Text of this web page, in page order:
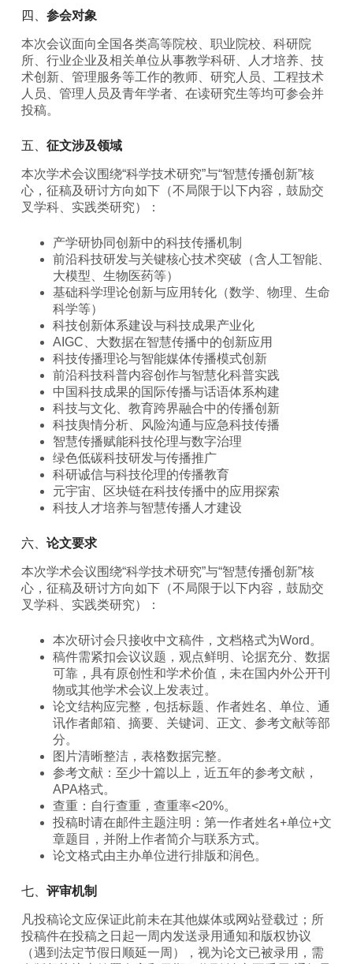
四、 参会对象
本次会议面向全国各类高等院校、职业院校、科研院
所、行业企业及相关单位从事教学科研、人才培养、技
术创新、管理服务等工作的教师、研究人员、工程技术
人员、管理人员及青年学者、在读研究生等均可参会并
投稿。
五、 征文涉及领域
本次学术会议围绕“科学技术研究”与“智慧传播创新”核
心，征稿及研讨方向如下（不局限于以下内容，鼓励交
叉学科、实践类研究）：
产学研协同创新中的科技传播机制
前沿科技研发与关键核心技术突破（含人工智能、
大模型、生物医药等）
基础科学理论创新与应用转化（数学、物理、生命
科学等）
科技创新体系建设与科技成果产业化
AIGC、大数据在智慧传播中的创新应用
科技传播理论与智能媒体传播模式创新
前沿科技科普内容创作与智慧化科普实践
中国科技成果的国际传播与话语体系构建
科技与文化、教育跨界融合中的传播创新
科技舆情分析、风险沟通与应急科技传播
智慧传播赋能科技伦理与数字治理
绿色低碳科技研发与传播推广
科研诚信与科技伦理的传播教育
元宇宙、区块链在科技传播中的应用探索
科技人才培养与智慧传播人才建设
六、 论文要求
本次学术会议围绕“科学技术研究”与“智慧传播创新”核
心，征稿及研讨方向如下（不局限于以下内容，鼓励交
叉学科、实践类研究）：
本次研讨会只接收中文稿件，文档格式为Word。
稿件需紧扣会议议题，观点鲜明、论据充分、数据
可靠，具有原创性和学术价值，未在国内外公开刊
物或其他学术会议上发表过。
论文结构应完整，包括标题、作者姓名、单位、通
讯作者邮箱、摘要、关键词、正文、参考文献等部
分。
图片清晰整洁，表格数据完整。
参考文献：至少十篇以上，近五年的参考文献，
APA格式。
查重：自行查重，查重率<20%。
投稿时请在邮件主题注明：第一作者姓名+单位+文
章题目，并附上作者简介与联系方式。
论文格式由主办单位进行排版和润色。
七、 评审机制
凡投稿论文应保证此前未在其他媒体或网站登载过；所
投稿件在投稿之日起一周内发送录用通知和版权协议
（遇到法定节假日顺延一周），视为论文已被录用，需